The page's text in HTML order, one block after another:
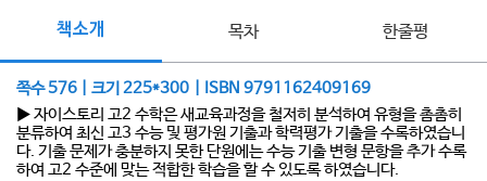
책소개 목차 한줄평
쪽수 576 | 크기 225*300 | ISBN 9791162409169
▶ 자이스토리 고2 수학은 새교육과정을 철저히 분석하여 유형을 촘촘히
분류하여 최신 고3 수능 및 평가원 기출과 학력평가 기출을 수록하였습니
다. 기출 문제가 충분하지 못한 단원에는 수능 기출 변형 문항을 추가 수록
하여 고2 수준에 맞는 적합한 학습을 할 수 있도록 하였습니다.